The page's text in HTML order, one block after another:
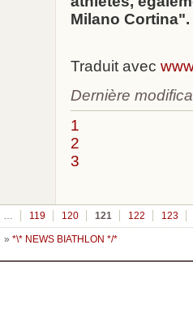
Milano Cortina".
Traduit avec
Dernière
1
2
3
119 120 121 122 123
» *\* NEWS BIATHLON */*